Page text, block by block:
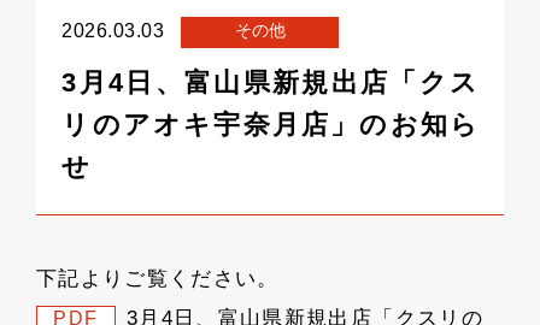
2026.03.03 その他
3月4日、富山県新規出店「クス
リのアオキ宇奈月店」のお知ら
せ
下記よりご覧ください。
PDF
3月4日、富山県新規出店「クスリの